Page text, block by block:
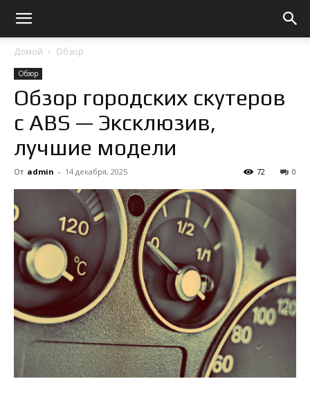
Домой Обзор
Обзор
Обзор городских скутеров
с ABS — Эксклюзив,
лучшие модели
От admin - 14 декабря, 2025 0
72